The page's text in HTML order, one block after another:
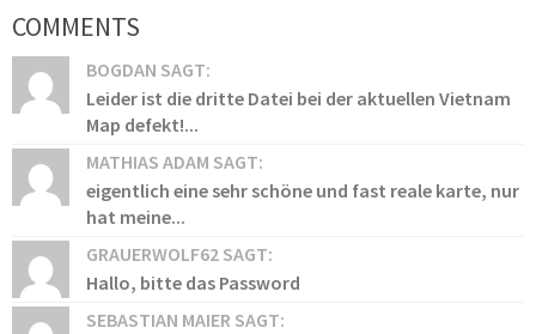
COMMENTS
BOGDAN SAGT:
Leider ist die dritte Datei bei der aktuellen Vietnam
Map defekt!...
MATHIAS ADAM SAGT:
eigentlich eine sehr schöne und fast reale karte, nur
hat meine...
GRAUERWOLF62 SAGT:
Hallo, bitte das Password
SEBASTIAN MAIER SAGT: